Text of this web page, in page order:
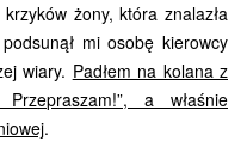
żony, która znalazła
mi osobę kierowcy
wiary. Padłem na kolana z
Przepraszam!”, a właśnie
.